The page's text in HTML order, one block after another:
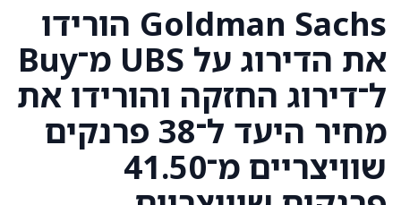
Goldman Sachs הורידו
את הדירוג על UBS מ־Buy
ל־דירוג החזקה והורידו את
מחיר היעד ל־38 פרנקים
שוויצריים מ־41.50